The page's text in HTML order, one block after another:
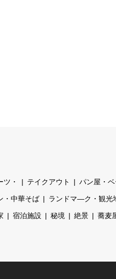
ツ・ テイクアウト パン屋・
・中華そば ランドマ―ク・観光
宿泊施設 秘境 絶景 蕎麦